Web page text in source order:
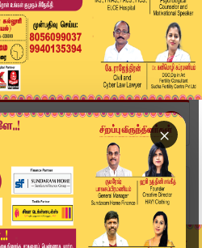
×
பெற.. பிரத்யேக நட்சத்...